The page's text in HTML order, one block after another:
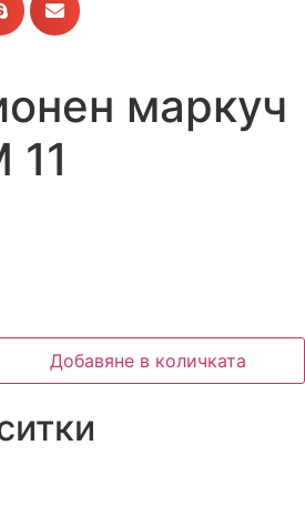
маркуч
11
Добавяне в количката